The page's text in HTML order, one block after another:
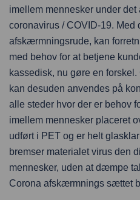
imellem mennesker under
coronavirus / COVID-19. Med
afskærmningsrude, kan
med behov for at betjene
kassedisk, nu gøre en
kan desuden anvendes på
alle steder hvor der er behov
imellem mennesker placeret
udført i PET og er helt
bremser materialet virus den
mennesker, uden at dæmpe
Corona afskærmnings sættet